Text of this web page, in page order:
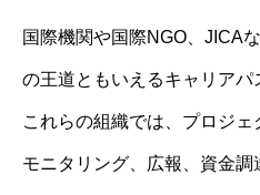
国際機関や国際NGO、JICA
の王道ともいえるキャリアパ
これらの組織では、プロジェ
モニタリング、広報、資金調